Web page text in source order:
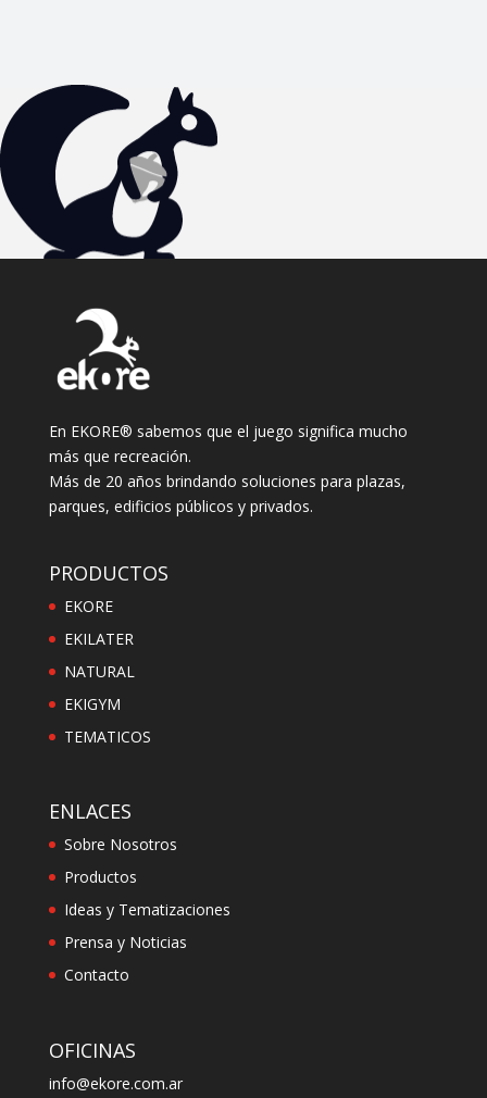
En EKORE® sabemos que el juego significa mucho
más que recreación.
Más de 20 años brindando soluciones para plazas,
parques, edificios públicos y privados.
PRODUCTOS
EKORE
EKILATER
NATURAL
EKIGYM
TEMATICOS
ENLACES
Sobre Nosotros
Productos
Ideas y Tematizaciones
Prensa y Noticias
Contacto
OFICINAS
info@ekore.com.ar